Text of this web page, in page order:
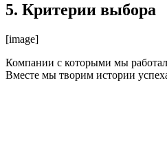
5. Критерии выбора
[image]
Компании с которыми мы
Вместе мы творим истории